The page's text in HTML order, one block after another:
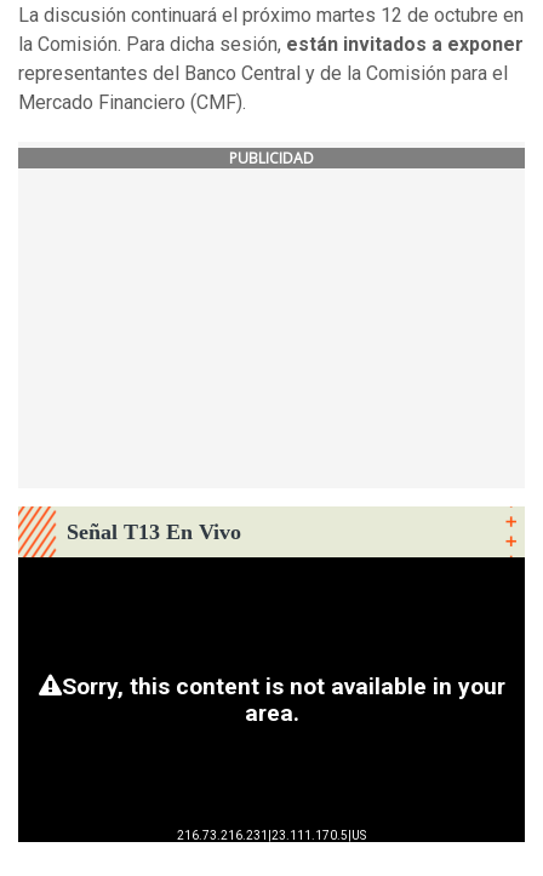
La discusión continuará el próximo martes 12 de octubre en
la Comisión. Para dicha sesión, están invitados a exponer
representantes del Banco Central y de la Comisión para el
Mercado Financiero (CMF).
PUBLICIDAD
Señal T13 En Vivo